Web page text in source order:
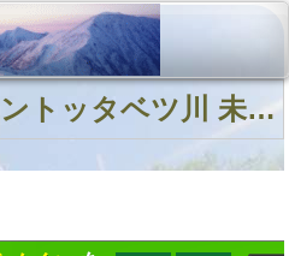
『十勝川 エサオマントッタベツ川 未定』に関連する山行